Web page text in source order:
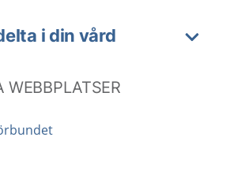
i din vård
WEBBPLATSER